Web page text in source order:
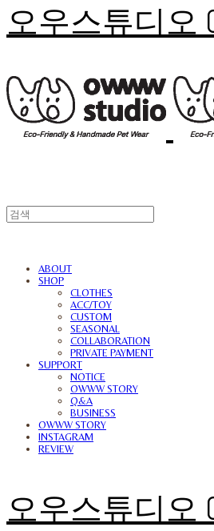
오우스튜디오
ABOUT
SHOP
CLOTHES
ACC/TOY
CUSTOM
SEASONAL
COLLABORATION
PRIVATE PAYMENT
SUPPORT
NOTICE
OWWW STORY
Q&A
BUSINESS
OWWW STORY
INSTAGRAM
REVIEW
오우스튜디오